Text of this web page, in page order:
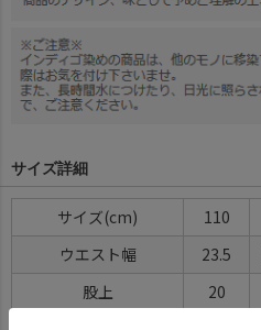
サイズ詳細
サイズ(cm) 110
ウエスト幅
23.5
股上
20